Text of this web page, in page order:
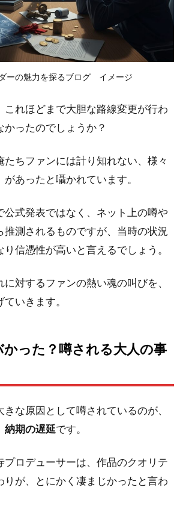
ーの魅力を探るブログ イメージ
これほどまで大胆な路線変更が行わ
かったのでしょうか？
たちファンには計り知れない、様々
があったと囁かれています。
公式発表ではなく、ネット上の噂や
推測されるものですが、当時の状況
信憑性が高いと言えるでしょう。
対するファンの熱い魂の叫びを、
いきます。
った？噂される大人の事
な原因として噂されているのが、
納期の遅延です。
プロデューサーは、作品のクオリテ
りが、とにかく凄まじかったと言わ